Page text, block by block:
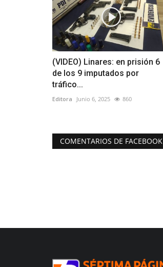
(VIDEO) Linares: en prisión 6
de los 9 imputados por
tráfico...
Editora Junio 6, 2025 860
COMENTARIOS DE FACEBOOK